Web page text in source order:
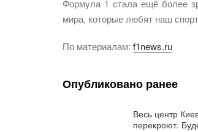
Формула 1 стала ещё более
мира, которые любят наш
По материалам: f1news.ru
Опубликовано ранее
Весь центр
перекроют.